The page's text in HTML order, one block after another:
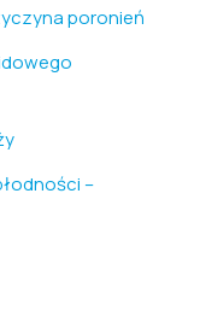
poronień
–